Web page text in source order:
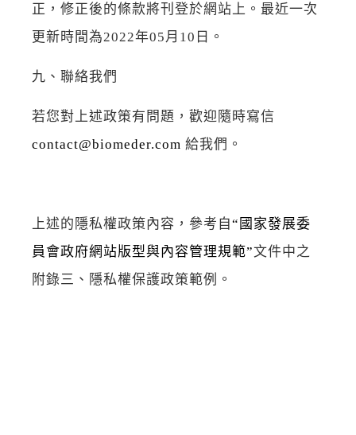
正，修正後的條款將刊登於網站上。最近一次
更新時間為2022年05月10日。
九、聯絡我們
若您對上述政策有問題，歡迎隨時寫信
contact@biomeder.com 給我們。
上述的隱私權政策內容，參考自“國家發展委
員會政府網站版型與內容管理規範”文件中之
附錄三、隱私權保護政策範例。